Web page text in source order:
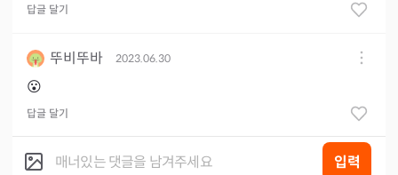
답글 달기
뚜비뚜바 2023.06.30
😮
답글 달기
입력